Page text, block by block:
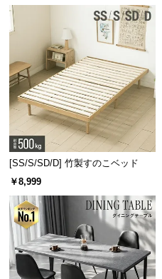
会
員
規
に
つ
い
て
客
[SS/S/SD/D] 竹製すのこベッド
￥8,999